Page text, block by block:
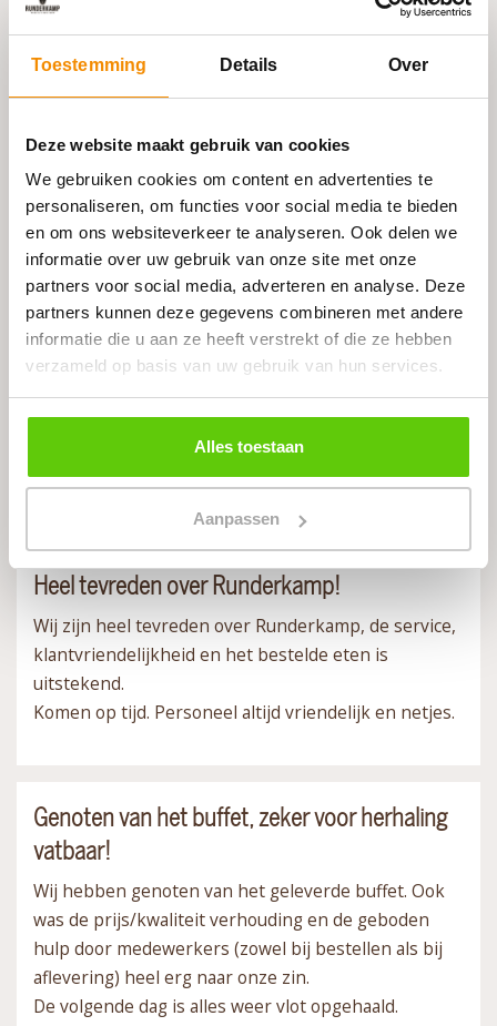
Toestemming Details Over
Deze website maakt gebruik van cookies
We gebruiken cookies om content en advertenties te
personaliseren, om functies voor social media te bieden
en om ons websiteverkeer te analyseren. Ook delen we
informatie over uw gebruik van onze site met onze
partners voor social media, adverteren en analyse. Deze
partners kunnen deze gegevens combineren met andere
informatie die u aan ze heeft verstrekt of die ze hebben
verzameld op basis van uw gebruik van hun services.
Alles toestaan
Aanpassen
Een pluim voor het zeer goede buffet!
Ik wil een pluim geven voor het zeer goede buffet
wat voor 120%
aan onze verwachting voldeed en bij de gasten zeer
We hebben er allen zeer van genoten.
Nogmaals bedankt.
Ga zo door en waarschijnlijk tot volgend jaar!
Prima behandeling tav de bestelling, vragen en
andere mogelijk heden. Aflevering was goed en de
kwaliteit prima met genoeg saus, ga door door en
waarschijnlijk tot volgend jaar!
Heel tevreden over Runderkamp!
Wij zijn heel tevreden over Runderkamp, de service,
klantvriendelijkheid en het bestelde eten is
uitstekend.
Komen op tijd. Personeel altijd vriendelijk en netjes.
Genoten van het buffet, zeker voor herhaling
vatbaar!
Wij hebben genoten van het geleverde buffet. Ook
was de prijs/kwaliteit verhouding en de geboden
hulp door medewerkers (zowel bij bestellen als bij
aflevering) heel erg naar onze zin.
De volgende dag is alles weer vlot opgehaald.